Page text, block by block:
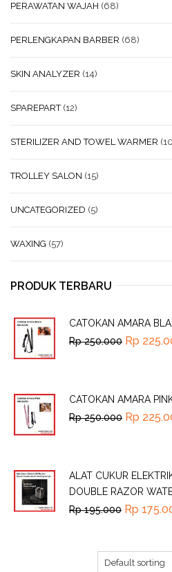
PERAWATAN WAJAH (68)
PERLENGKAPAN BARBER (68)
SKIN ANALYZER (14)
SPAREPART (12)
STERILIZER AND TOWEL WARMER
TROLLEY SALON (15)
UNCATEGORIZED (5)
WAXING (57)
PRODUK TERBARU
CATOKAN AMARA
Rp250.000 Rp
CATOKAN AMARA
Rp250.000 Rp
ALAT CUKUR
DOUBLE RAZOR
Rp195.000 Rp